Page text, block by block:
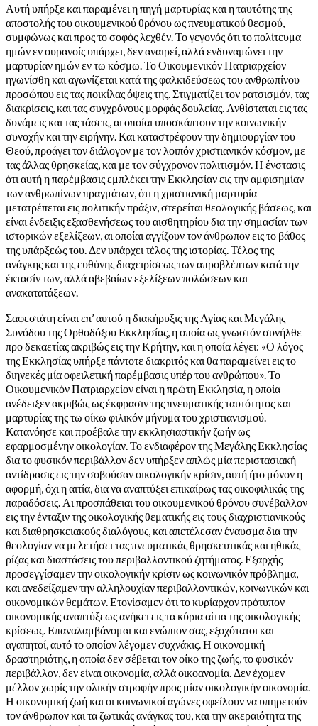
Αυτή υπήρξε και παραμένει η πηγή μαρτυρίας και η ταυτότης της
αποστολής του οικουμενικού θρόνου ως πνευματικού θεσμού,
συμφώνως και προς το σοφός λεχθέν. Το γεγονός ότι το πολίτευμα
ημών εν ουρανοίς υπάρχει, δεν αναιρεί, αλλά ενδυναμώνει την
μαρτυρίαν ημών εν τω κόσμω. Το Οικουμενικόν Πατριαρχείον
ηγωνίσθη και αγωνίζεται κατά της φαλκιδεύσεως του ανθρωπίνου
προσώπου εις τας ποικίλας όψεις της. Στιγματίζει τον ρατσισμόν, τας
διακρίσεις, και τας συγχρόνους μορφάς δουλείας. Ανθίσταται εις τας
δυνάμεις και τας τάσεις, αι οποίαι υποσκάπτουν την κοινωνικήν
συνοχήν και την ειρήνην. Και καταστρέφουν την δημιουργίαν του
Θεού, προάγει τον διάλογον με τον λοιπόν χριστιανικόν κόσμον, με
τας άλλας θρησκείας, και με τον σύγχρονον πολιτισμόν. Η ένστασις
ότι αυτή η παρέμβασις εμπλέκει την Εκκλησίαν εις την αμφισημίαν
των ανθρωπίνων πραγμάτων, ότι η χριστιανική μαρτυρία
μετατρέπεται εις πολιτικήν πράξιν, στερείται θεολογικής βάσεως, και
είναι ένδειξις εξασθενήσεως του αισθητηρίου δια την σημασίαν των
ιστορικών εξελίξεων, αι οποίαι αγγίζουν τον άνθρωπον εις το βάθος
της υπάρξεώς του. Δεν υπάρχει τέλος της ιστορίας. Τέλος της
ανάγκης και της ευθύνης διαχειρίσεως των απροβλέπτων κατά την
έκτασίν των, αλλά αβεβαίων εξελίξεων πολώσεων και
ανακατατάξεων.
Σαφεστάτη είναι επ’ αυτού η διακήρυξις της Αγίας και Μεγάλης
Συνόδου της Ορθοδόξου Εκκλησίας, η οποία ως γνωστόν συνήλθε
προ δεκαετίας ακριβώς εις την Κρήτην, και η οποία λέγει: «Ο λόγος
της Εκκλησίας υπήρξε πάντοτε διακριτός και θα παραμείνει εις το
διηνεκές μία οφειλετική παρέμβασις υπέρ του ανθρώπου». Το
Οικουμενικόν Πατριαρχείον είναι η πρώτη Εκκλησία, η οποία
ανέδειξεν ακριβώς ως έκφρασιν της πνευματικής ταυτότητος και
μαρτυρίας της τω οίκω φιλικόν μήνυμα του χριστιανισμού.
Κατανόησε και προέβαλε την εκκλησιαστικήν ζωήν ως
εφαρμοσμένην οικολογίαν. Το ενδιαφέρον της Μεγάλης Εκκλησίας
δια το φυσικόν περιβάλλον δεν υπήρξεν απλώς μία περιστασιακή
αντίδρασις εις την σοβούσαν οικολογικήν κρίσιν, αυτή ήτο μόνον η
αφορμή, όχι η αιτία, δια να αναπτύξει επικαίρως τας οικοφιλικάς της
παραδόσεις. Αι προσπάθειαι του οικουμενικού θρόνου συνέβαλλον
εις την ένταξιν της οικολογικής θεματικής εις τους διαχριστιανικούς
και διαθρησκειακούς διαλόγους, και απετέλεσαν έναυσμα δια την
θεολογίαν να μελετήσει τας πνευματικάς θρησκευτικάς και ηθικάς
ρίζας και διαστάσεις του περιβαλλοντικού ζητήματος. Εξαρχής
προσεγγίσαμεν την οικολογικήν κρίσιν ως κοινωνικόν πρόβλημα,
και ανεδείξαμεν την αλληλουχίαν περιβαλλοντικών, κοινωνικών και
οικονομικών θεμάτων. Ετονίσαμεν ότι το κυρίαρχον πρότυπον
οικονομικής αναπτύξεως ανήκει εις τα κύρια αίτια της οικολογικής
κρίσεως. Επαναλαμβάνομαι και ενώπιον σας, εξοχότατοι και
αγαπητοί, αυτό το οποίον λέγομεν συχνάκις. Η οικονομική
δραστηριότης, η οποία δεν σέβεται τον οίκο της ζωής, το φυσικόν
περιβάλλον, δεν είναι οικονομία, αλλά οικοανομία. Δεν έχομεν
μέλλον χωρίς την ολικήν στροφήν προς μίαν οικολογικήν οικονομία.
Η οικονομική ζωή και οι κοινωνικοί αγώνες οφείλουν να υπηρετούν
τον άνθρωπον και τα ζωτικάς ανάγκας του, και την ακεραιότητα της